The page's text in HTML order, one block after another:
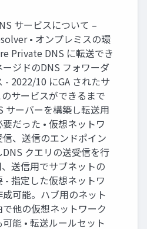
サービスについて –
• オンプレミスの環
Private DNS に転送でき
ージドのDNS フォワーダ
- 2022/10 にGA されたサ
サービスができるまで
サーバーを構築し転送用
だった • 仮想ネットワ
、送信のエンドポイン
DNS クエリの送受信を行
送信用でサブネットの
- 指定した仮想ネットワ
可能。ハブ用のネット
他の仮想ネットワーク
能 • 転送ルールセット